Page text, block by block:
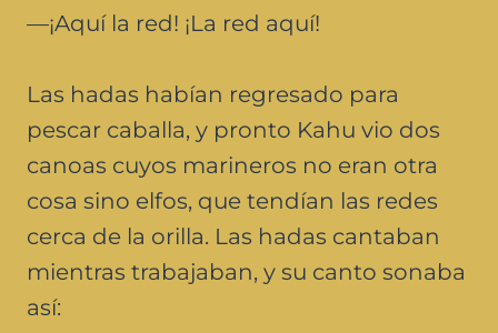
—¡Aquí la red! ¡La red aquí!
Las hadas habían regresado para
pescar caballa, y pronto Kahu vio dos
canoas cuyos marineros no eran otra
cosa sino elfos, que tendían las redes
cerca de la orilla. Las hadas cantaban
mientras trabajaban, y su canto sonaba
así: